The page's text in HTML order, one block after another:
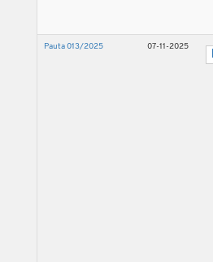
Pauta 013/2025 07-11-2025